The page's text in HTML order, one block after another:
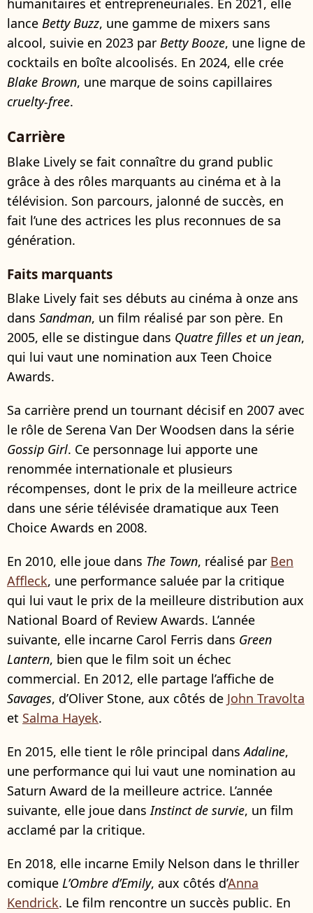
humanitaires et entrepreneuriales. En 2021, elle
lance Betty Buzz, une gamme de mixers sans
alcool, suivie en 2023 par Betty Booze, une ligne de
cocktails en boîte alcoolisés. En 2024, elle crée
Blake Brown, une marque de soins capillaires
cruelty-free.
Carrière
Blake Lively se fait connaître du grand public
grâce à des rôles marquants au cinéma et à la
télévision. Son parcours, jalonné de succès, en
fait l’une des actrices les plus reconnues de sa
génération.
Faits marquants
Blake Lively fait ses débuts au cinéma à onze ans
dans Sandman, un film réalisé par son père. En
2005, elle se distingue dans Quatre filles et un jean,
qui lui vaut une nomination aux Teen Choice
Awards.
Sa carrière prend un tournant décisif en 2007 avec
le rôle de Serena Van Der Woodsen dans la série
Gossip Girl. Ce personnage lui apporte une
renommée internationale et plusieurs
récompenses, dont le prix de la meilleure actrice
dans une série télévisée dramatique aux Teen
Choice Awards en 2008.
En 2010, elle joue dans The Town, réalisé par Ben
Affleck, une performance saluée par la critique
qui lui vaut le prix de la meilleure distribution aux
National Board of Review Awards. L’année
suivante, elle incarne Carol Ferris dans Green
Lantern, bien que le film soit un échec
commercial. En 2012, elle partage l’affiche de
Savages, d’Oliver Stone, aux côtés de John Travolta
et Salma Hayek.
En 2015, elle tient le rôle principal dansAdaline,
une performance qui lui vaut une nomination au
Saturn Award de la meilleure actrice. L’année
suivante, elle joue dansInstinct de survie, un film
acclamé par la critique.
En 2018, elle incarne Emily Nelson dans le thriller
comique L’Ombre d’Emily, aux côtés d’Anna
Kendrick. Le film rencontre un succès public. En